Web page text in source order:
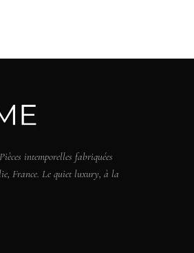
intemporelles fabriquées
France. Le quiet luxury, à la